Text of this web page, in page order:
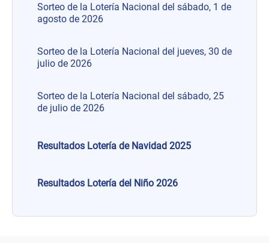
Sorteo de la Lotería Nacional del sábado, 1 de
agosto de 2026
Sorteo de la Lotería Nacional del jueves, 30 de
julio de 2026
Sorteo de la Lotería Nacional del sábado, 25
de julio de 2026
Resultados Lotería de Navidad 2025
Resultados Lotería del Niño 2026